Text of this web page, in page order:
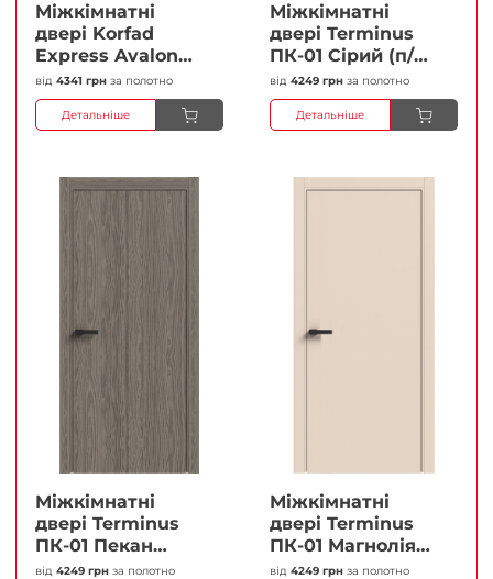
Міжкімнатні
двері Korfad
Express Avalon
Білий мат
Кристал
Антискретч
від 4341 грн за полотно
Детальніше
Міжкімнатні
двері Terminus
ПК-01 Сірий (п/п)
Глухі Плівка
від 4249 грн за полотно
Детальніше
Міжкімнатні
двері Terminus
ПК-01 Пекан
Глухі Плівка
від 4249 грн за полотно
Міжкімнатні
двері Terminus
ПК-01 Магнолія
Глухі Плівка
від 4249 грн за полотно